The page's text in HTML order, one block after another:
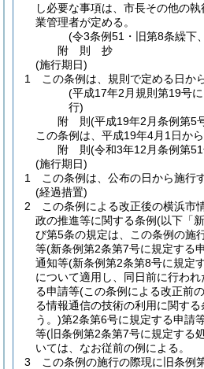
し必要な事項は、市長その他の
業管理者が定める。
(令3条例51・旧第8条繰下
附 則
抄
(施行期日)
1
この条例は、規則で定める日か
(平成17年2月規則第19号
行)
附 則(平成19年2月条例第5
この条例は、平成19年4月1日から
附 則(令和3年12月条例第
(施行期日)
1
この条例は、公布の日から施行
(経過措置)
2
この条例による改正後の横浜市
政の推進等に関する条例(以下「
び第5条の規定は、この条例の施
等(新条例第2条第7号に規定する
通知等(新条例第2条第8号に規定
について適用し、同日前に行わ
る申請等(この条例による改正前
る情報通信の技術の利用に関する
う。)第2条第6号に規定する申請
等(旧条例第2条第7号に規定する
いては、なお従前の例による。
3
この条例の施行の際現に旧条例